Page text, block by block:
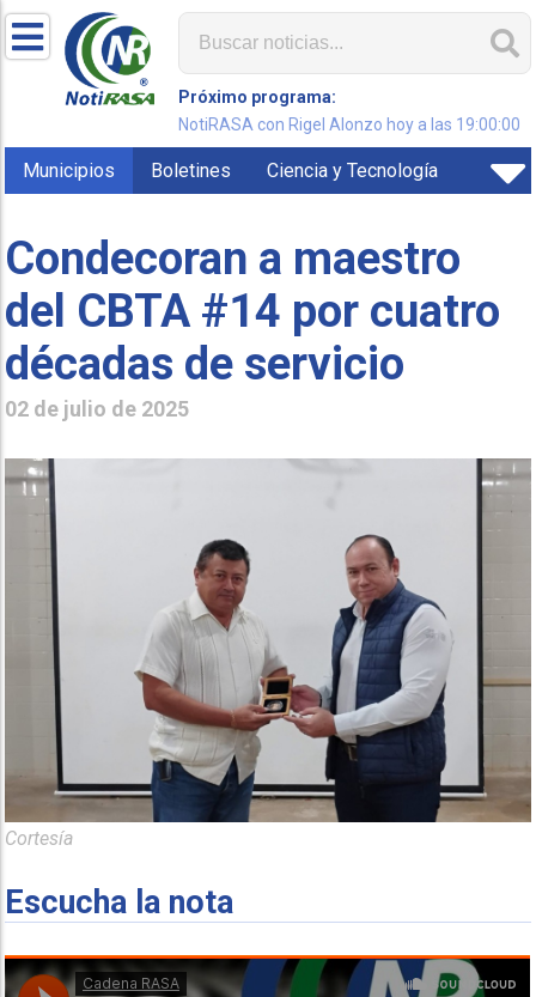
Próximo programa:
NotiRASA con Rigel Alonzo hoy a las 19:00:00
Municipios Boletines Ciencia y Tecnología
Condecoran a maestro
del CBTA #14 por cuatro
décadas de servicio
02 de julio de 2025
Cortesía
Escucha la nota